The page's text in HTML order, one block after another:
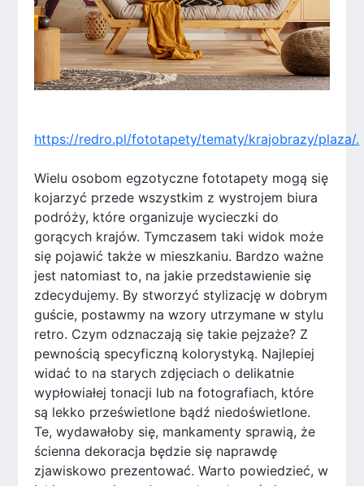
https://redro.pl/fototapety/tematy/krajobrazy/plaza/.
Wielu osobom egzotyczne fototapety mogą się
kojarzyć przede wszystkim z wystrojem biura
podróży, które organizuje wycieczki do
gorących krajów. Tymczasem taki widok może
się pojawić także w mieszkaniu. Bardzo ważne
jest natomiast to, na jakie przedstawienie się
zdecydujemy. By stworzyć stylizację w dobrym
guście, postawmy na wzory utrzymane w stylu
retro. Czym odznaczają się takie pejzaże? Z
pewnością specyficzną kolorystyką. Najlepiej
widać to na starych zdjęciach o delikatnie
wypłowiałej tonacji lub na fotografiach, które
są lekko prześwietlone bądź niedoświetlone.
Te, wydawałoby się, mankamenty sprawią, że
ścienna dekoracja będzie się naprawdę
zjawiskowo prezentować. Warto powiedzieć, w